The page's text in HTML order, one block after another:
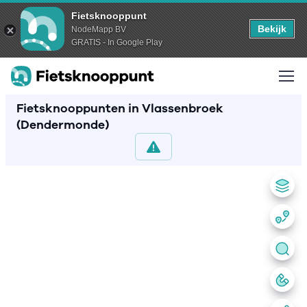
Fietsknooppunt
NodeMapp BV
GRATIS - In Google Play
Bekijk
Fietsknooppunten in Vlassenbroek
(Dendermonde)